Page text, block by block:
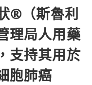
®（斯魯利
理局人用藥
支持其用於
胞肺癌